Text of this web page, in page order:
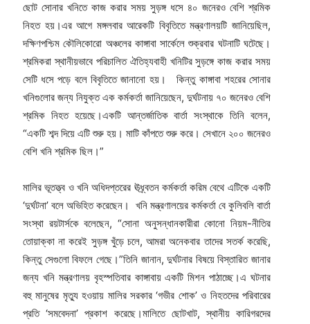
ছোট সোনার খনিতে কাজ করার সময় সুড়ঙ্গ ধসে ৪০ জনেরও বেশি শ্রমিক
নিহত হয়।এর আগে মঙ্গলবার আরেকটি বিবৃতিতে মন্ত্রণালয়টি জানিয়েছিল,
দক্ষিণপশ্চিম কৌলিকোরো অঞ্চলের কাঙ্গাবা সার্কেলে শুক্রবার ঘটনাটি ঘটেছে।
শ্রমিকরা স্থানীয়ভাবে পরিচালিত ঐতিহ্যবাহী খনিটির সুড়ঙ্গে কাজ করার সময়
সেটি ধসে পড়ে বলে বিবৃতিতে জানানো হয়। কিন্তু কাঙ্গাবা শহরের সোনার
খনিগুলোর জন্য নিযুক্ত এক কর্মকর্তা জানিয়েছেন, দুর্ঘটনায় ৭০ জনেরও বেশি
শ্রমিক নিহত হয়েছে।একটি আন্তর্জাতিক বার্তা সংস্থাকে তিনি বলেন,
“একটি শব্দ দিয়ে এটি শুরু হয়। মাটি কাঁপতে শুরু করে। সেখানে ২০০ জনেরও
বেশি খনি শ্রমিক ছিল।”
মালির ভূতত্ত্ব ও খনি অধিদপ্তরের ঊধ্র্বতন কর্মকর্তা করিম বেথে এটিকে একটি
‘দুর্ঘটনা’ বলে অভিহিত করেছেন। খনি মন্ত্রণালয়ের কর্মকর্তা বে কুলিবলি বার্তা
সংস্থা রয়টার্সকে বলেছেন, “সোনা অনুসন্ধানকারীরা কোনো নিয়ম-নীতির
তোয়াক্কা না করেই সুড়ঙ্গ খুঁড়ে চলে, আমরা অনেকবার তাদের সতর্ক করেছি,
কিন্তু সেগুলো বিফলে গেছে।”তিনি জানান, দুর্ঘটনার বিষয়ে বিস্তারিত জানার
জন্য খনি মন্ত্রণালয় বৃহস্পতিবার কাঙ্গাবায় একটি মিশন পাঠাচ্ছে।এ ঘটনার
বহু মানুষের মৃত্যু হওয়ায় মালির সরকার ‘গভীর শোক’ ও নিহতদের পরিবারের
প্রতি ‘সমবেদনা’ প্রকাশ করেছে।মালিতে ছোটখাট, স্থানীয় কারিগরদের